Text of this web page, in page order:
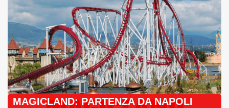
MAGICLAND: PARTENZA DA NAPOLI